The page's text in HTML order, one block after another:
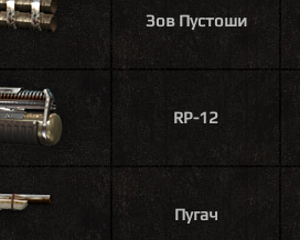
Зов Пустоши
RP-12
Пугач